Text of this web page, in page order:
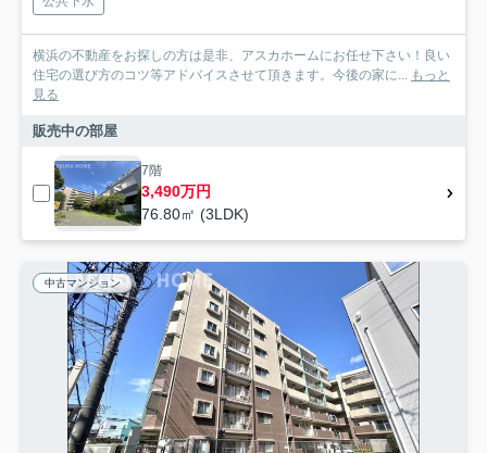
横浜の不動産をお探しの方は是非、アスカホームにお任せ下さい！良い
住宅の選び方のコツ等アドバイスさせて頂きます。今後の家に... もっと
見る
販売中の部屋
7階
3,490万円
76.80㎡ (3LDK)
中古マンション